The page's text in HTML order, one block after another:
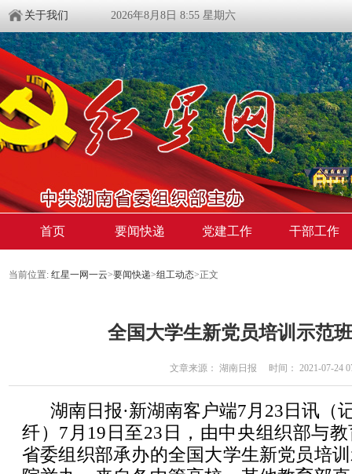
关于我们 2026年8月8日 8:55 星期六
首页 要闻快递 党建工作 干部工作
当前位置: 红星一网一云>要闻快递>组工动态>正文
全国大学生新党员培训示范
文章来源： 湖南日报 时间： 2021-07-24
湖南日报·新湖南客户端7月23日讯（
纤）7月19日至23日，由中央组织部与
省委组织部承办的全国大学生新党员培